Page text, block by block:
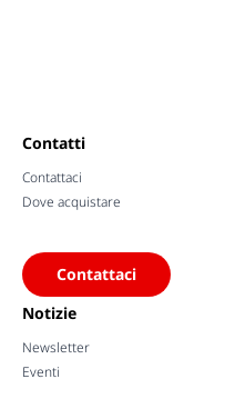
Contatti
Contattaci
Dove acquistare
Contattaci
Notizie
Newsletter
Eventi